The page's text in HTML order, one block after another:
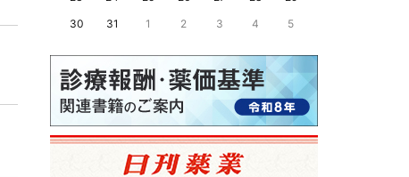
30
31 1 2 3 4 5